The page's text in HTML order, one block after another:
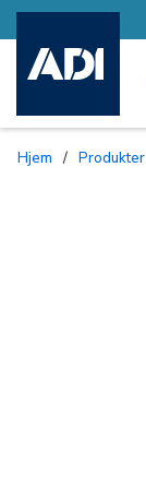
Hjem / Produkter